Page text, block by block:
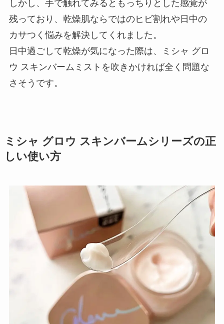
しかし、手で触れてみるともっちりとした感覚が
残っており、乾燥肌ならではのヒビ割れや日中の
カサつく悩みを解決してくれました。
日中過ごして乾燥が気になった際は、ミシャ グロ
ウ スキンバームミストを吹きかければ全く問題な
さそうです。
ミシャ グロウ スキンバームシリーズの正
しい使い方